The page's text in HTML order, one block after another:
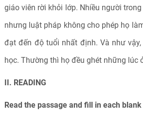
giáo viên rời khỏi lớp. Nhiều người
nhưng luật pháp không cho phép họ
đạt đến độ tuổi nhất định. Và như
học. Thường thì họ đều ghét những lúc
II. READING
Read the passage and fill in each